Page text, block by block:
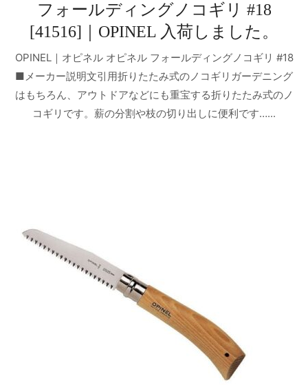
フォールディングノコギリ #18
[41516]｜OPINEL 入荷しました。
OPINEL｜オピネル オピネル フォールディングノコギリ #18
■メーカー説明文引用折りたたみ式のノコギリガーデニング
はもちろん、アウトドアなどにも重宝する折りたたみ式のノ
コギリです。薪の分割や枝の切り出しに便利です…...